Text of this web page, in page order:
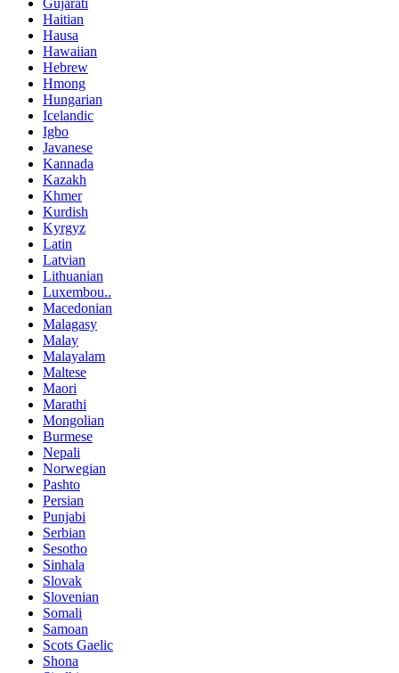
Haitian
Hausa
Hawaiian
Hebrew
Hmong
Hungarian
Icelandic
Igbo
Javanese
Kannada
Kazakh
Khmer
Kurdish
Kyrgyz
Latin
Latvian
Lithuanian
Luxembou..
Macedonian
Malagasy
Malay
Malayalam
Maltese
Maori
Marathi
Mongolian
Burmese
Nepali
Norwegian
Pashto
Persian
Punjabi
Serbian
Sesotho
Sinhala
Slovak
Slovenian
Somali
Samoan
Scots Gaelic
Shona